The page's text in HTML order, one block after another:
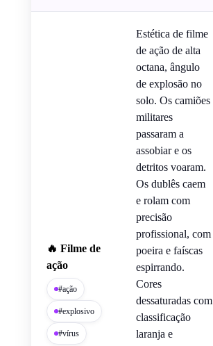
🔥 Filme de
ação
#ação
#explosivo
#vírus
Estética de filme
de ação de alta
octana, ângulo
de explosão no
solo. Os camiões
militares
passaram a
assobiar e os
detritos voaram.
Os dublês caem
e rolam com
precisão
profissional, com
poeira e faíscas
espirrando.
Cores
dessaturadas com
classificação
laranja e